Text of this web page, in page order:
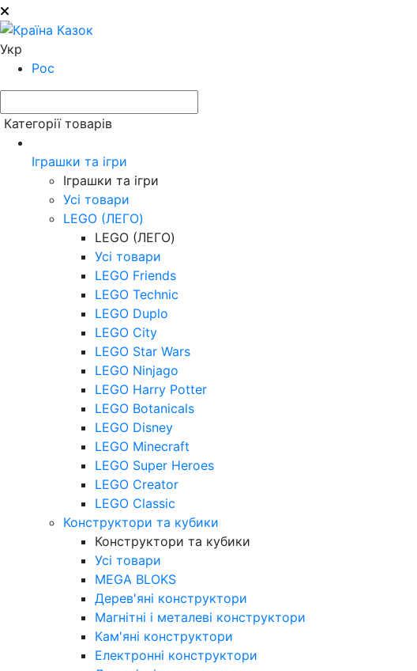
Укр
Рос
Категорії товарів
Іграшки та ігри
Іграшки та ігри
Усі товари
LEGO (ЛЕГО)
LEGO (ЛЕГО)
Усі товари
LEGO Friends
LEGO Technic
LEGO Duplo
LEGO City
LEGO Star Wars
LEGO Ninjago
LEGO Harry Potter
LEGO Botanicals
LEGO Disney
LEGO Minecraft
LEGO Super Heroes
LEGO Creator
LEGO Classic
Конструктори та кубики
Конструктори та кубики
Усі товари
MEGA BLOKS
Дерев'яні конструктори
Магнітні і металеві конструктори
Кам'яні конструктори
Електронні конструктори